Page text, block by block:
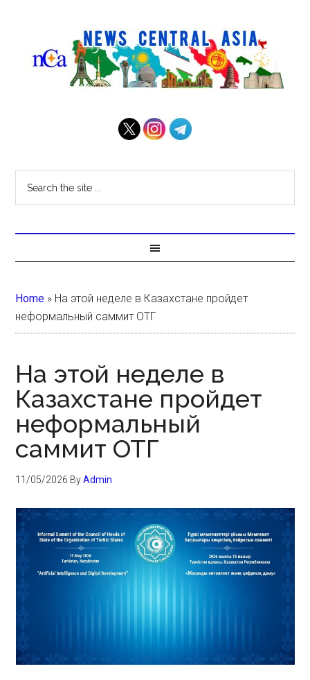
Home » На этой неделе в Казахстане пройдет
неформальный саммит ОТГ
На этой неделе в
Казахстане пройдет
неформальный
саммит ОТГ
11/05/2026 ByAdmin